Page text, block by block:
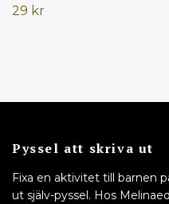
29 kr
Pyssel att skriva ut
Fixa en aktivitet till barnen
ut själv-pyssel. Hos